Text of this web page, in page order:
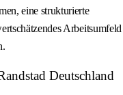
eine strukturierte
Arbeitsumfeld
Deutschland